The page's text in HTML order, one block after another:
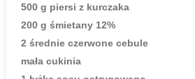
500 g piersi z kurczaka
200 g śmietany 12%
2 średnie czerwone cebule
mała cukinia